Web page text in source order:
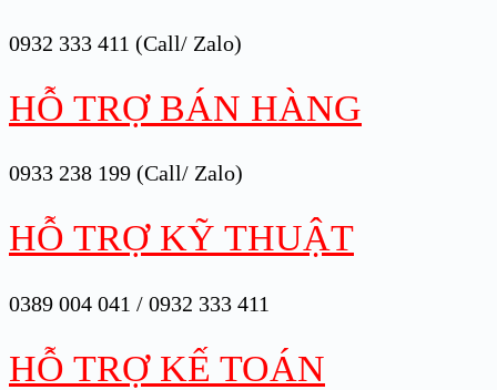
0932 333 411 (Call/ Zalo)
HỖ TRỢ BÁN HÀNG
0933 238 199 (Call/ Zalo)
HỖ TRỢ KỸ THUẬT
0389 004 041 / 0932 333 411
HỖ TRỢ KẾ TOÁN